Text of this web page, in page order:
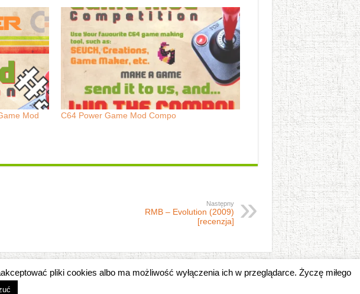
Mod
C64 Power Game Mod Compo
Następny
RMB – Evolution (2009)
[recenzja]
pliki cookies albo ma możliwość wyłączenia ich w przeglądarce. Życzę miłego